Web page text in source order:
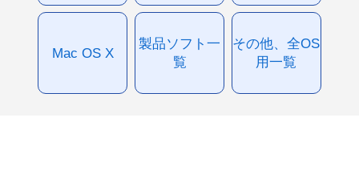
Mac OS X
製品ソフト一
覧
その他、全OS
用一覧